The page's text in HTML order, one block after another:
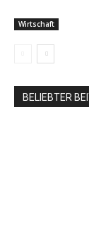
Wirtschaft
BELIEBTER